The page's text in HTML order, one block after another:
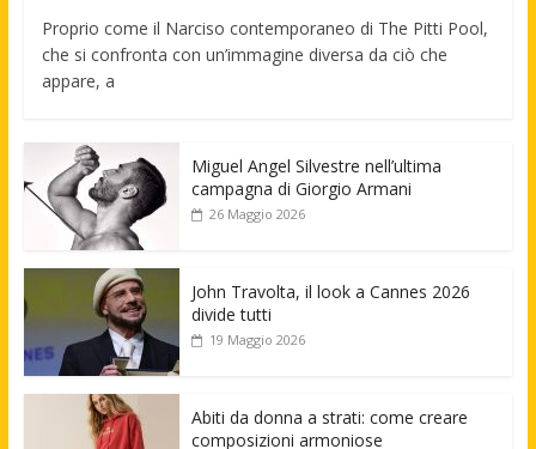
Proprio come il Narciso contemporaneo di The Pitti Pool,
che si confronta con un’immagine diversa da ciò che
appare, a
Miguel Angel Silvestre nell’ultima
campagna di Giorgio Armani
26 Maggio 2026
John Travolta, il look a Cannes 2026
divide tutti
19 Maggio 2026
Abiti da donna a strati: come creare
composizioni armoniose